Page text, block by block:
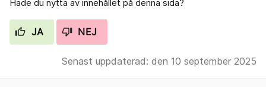
Hade du nytta av innehållet på denna sida?
JA NEJ
Senast uppdaterad: den 10 september 2025